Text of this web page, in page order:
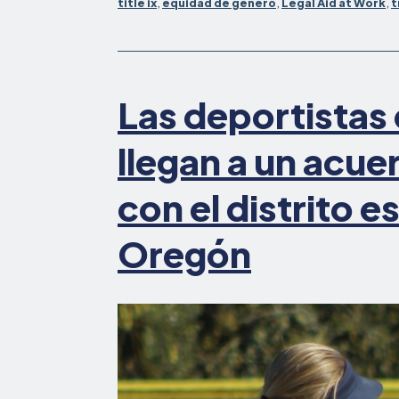
Las deportistas
llegan a un
con el distrito
Oregón